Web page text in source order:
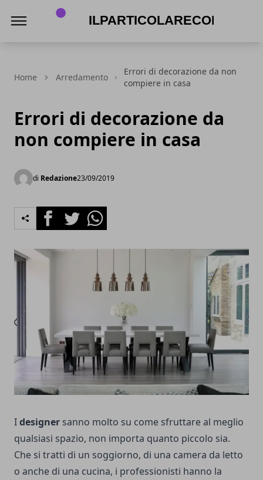
Home Arredamento
Errori di decorazione da non
compiere in casa
Errori di decorazione da
non compiere in casa
di Redazione23/09/2019
FacebookTwitterWhatsapp
Idesigner sanno molto su come sfruttare al meglio
qualsiasi spazio, non importa quanto piccolo sia.
Che si tratti di un soggiorno, di una camera da letto
o anche di una cucina, i professionisti hanno la